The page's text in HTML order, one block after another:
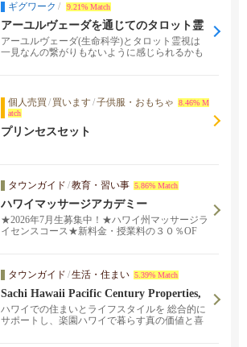
ギグワーク / 9.21% Match
アーユルヴェーダを通じてのタロット霊
視による人生相談
アーユルヴェーダ(生命科学)とタロット霊視は
一見なんの繋がりもないように感じられるかも
個人売買 / 買います/子供服・おもちゃ
8.46% M
atch
プリンセスセット
タウンガイド /教育・習い事 5.86% Match
ハワイマッサージアカデミー
★2026年7月生募集中！★ハワイ州マッサージラ
イセンスコース★新料金・授業料の３０％OF
である、といっても過言ではありません。第1段
階後はハワイ特有のロミロミマッサージやポピ
ュラーなホットストーンマッサージなど、エス
テやスパなどでも通用する実践的で本格的なマ
ッサージの訓練を受けます。スウェーデン式マ
タウンガイド /生活・住まい 5.39% Match
Sachi Hawaii Pacific Century Properties,
LLC
ハワイでの住まいとライフスタイルを 総合的に
サポートし、楽園ハワイで暮らす真の価値と喜